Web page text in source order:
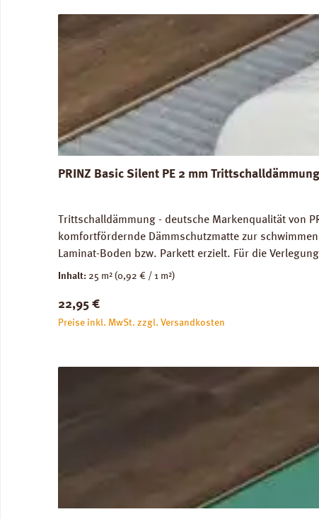
PRINZ Basic Silent PE 2 mm
Trittschalldämmung - deutsche Markenqualität von
komfortfördernde Dämmschutzmatte zur
Laminat-Boden bzw. Parkett erzielt. Für die
Abmessungen: Breite 100 cm, Länge 25 m: 1 Rolle =
Inhalt: 25 m² (0,92 € / 1 m²)
Regulärer Preis:
22,95 €
Preise inkl. MwSt. zzgl. Versandkosten